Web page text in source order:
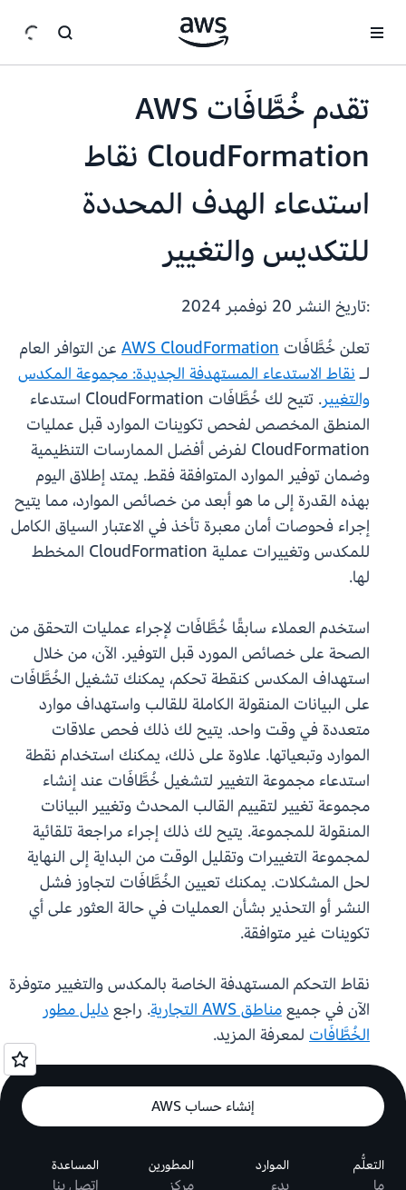
تقدم خُطَّافَات AWS
CloudFormation نقاط
استدعاء الهدف المحددة
للتكديس والتغيير
:تاريخ النشر
تعلن خُطَّافَات AWS CloudFormation عن التوافر العام
لـنقاط الاستدعاء المستهدفة الجديدة: مجموعة المكدس
والتغيير
. تتيح لك خُطَّافَات CloudFormation استدعاء
المنطق المخصص لفحص تكوينات الموارد قبل عمليات
CloudFormation لفرض أفضل الممارسات التنظيمية
وضمان توفير الموارد المتوافقة فقط. يمتد إطلاق اليوم
بهذه القدرة إلى ما هو أبعد من خصائص الموارد، مما يتيح
إجراء فحوصات أمان معبرة تأخذ في الاعتبار السياق الكامل
للمكدس وتغييرات عملية CloudFormation المخطط
لها.
استخدم العملاء سابقًا خُطَّافَات لإجراء عمليات التحقق من
الصحة على خصائص المورد قبل التوفير. الآن، من خلال
استهداف المكدس كنقطة تحكم، يمكنك تشغيل الخُطَّافَات
على البيانات المنقولة الكاملة للقالب واستهداف موارد
متعددة في وقت واحد. يتيح لك ذلك فحص علاقات
الموارد وتبعياتها. علاوة على ذلك، يمكنك استخدام نقطة
استدعاء مجموعة التغيير لتشغيل خُطَّافَات عند إنشاء
مجموعة تغيير لتقييم القالب المحدث وتغيير البيانات
المنقولة للمجموعة. يتيح لك ذلك إجراء مراجعة تلقائية
لمجموعة التغييرات وتقليل الوقت من البداية إلى النهاية
لحل المشكلات. يمكنك تعيين الخُطَّافَات لتجاوز فشل
النشر أو التحذير بشأن العمليات في حالة العثور على أي
تكوينات غير متوافقة.
نقاط التحكم المستهدفة الخاصة بالمكدس والتغيير متوفرة
الآن في جميعمناطق AWS التجارية . راجعدليل مطور
الخُطَّافَات لمعرفة المزيد.
إنشاء حساب AWS
التعلُّم الموارد المطورين المساعدة